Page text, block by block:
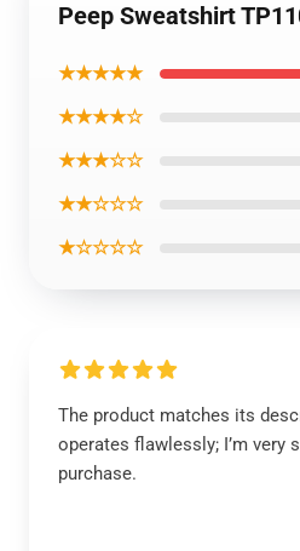
Peep Sweatshirt
★★★★★
★★★★☆
★★★☆☆
★★☆☆☆
★☆☆☆☆
The product matches its
operates flawlessly; I’m very
purchase.